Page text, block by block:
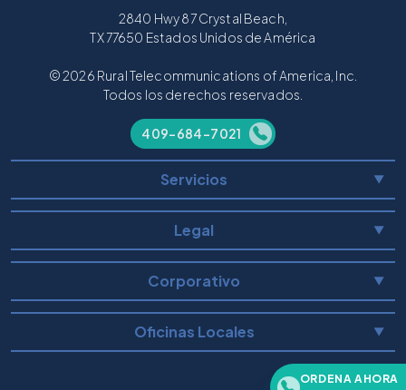
ORDENA AHORA
2840 Hwy 87 Crystal Beach,
TX 77650 Estados Unidos de América
© 2026 Rural Telecommunications of America, Inc.
Todos los derechos reservados.
409-684-7021
Servicios ▼
Legal ▼
Corporativo ▼
Oficinas Locales ▼